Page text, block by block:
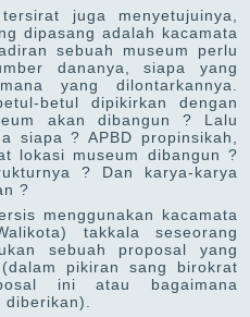
juga menyetujuinya,
dipasang adalah kacamata
sebuah museum perlu
dananya, siapa yang
yang dilontarkannya.
betul dipikirkan dengan
akan dibangun ? Lalu
siapa ? APBD propinsikah,
lokasi museum dibangun ?
? Dan karya-karya
?
menggunakan kacamata
takkala seseorang
sebuah proposal yang
pikiran sang birokrat
ini atau bagaimana